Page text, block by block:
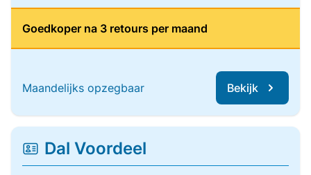
Goedkoper na 3 retours per maand
Maandelijks opzegbaar Bekijk
Dal Voordeel